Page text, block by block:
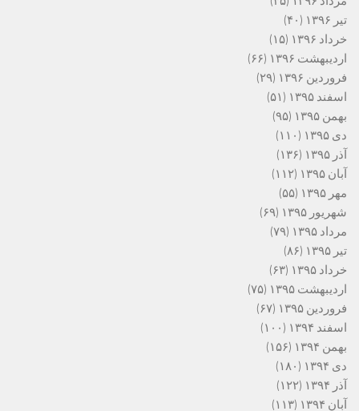
تیر ۱۳۹۶
(۴۰)
خرداد ۱۳۹۶
(۱۵)
اردیبهشت ۱۳۹۶
(۶۶)
فروردین ۱۳۹۶
(۲۹)
اسفند ۱۳۹۵
(۵۱)
بهمن ۱۳۹۵
(۹۵)
دی ۱۳۹۵
(۱۱۰)
آذر ۱۳۹۵
(۱۳۶)
آبان ۱۳۹۵
(۱۱۲)
مهر ۱۳۹۵
(۵۵)
شهریور ۱۳۹۵
(۶۹)
مرداد ۱۳۹۵
(۷۹)
تیر ۱۳۹۵
(۸۶)
خرداد ۱۳۹۵
(۶۳)
اردیبهشت ۱۳۹۵
(۷۵)
فروردین ۱۳۹۵
(۶۷)
اسفند ۱۳۹۴
(۱۰۰)
بهمن ۱۳۹۴
(۱۵۶)
دی ۱۳۹۴
(۱۸۰)
آذر ۱۳۹۴
(۱۲۲)
آبان ۱۳۹۴
(۱۱۳)